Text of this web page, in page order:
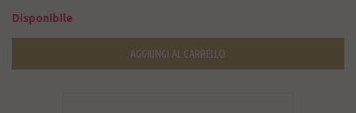
Disponibile
AGGIUNGI AL CARRELLO